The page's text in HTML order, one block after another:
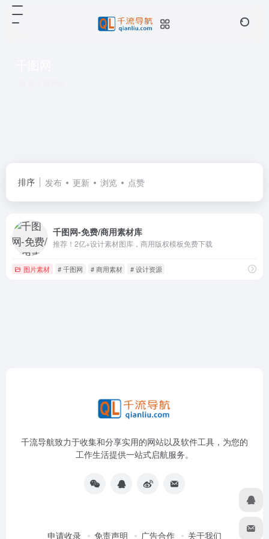
排序 发布 更新 浏览 点赞
千图网-免费/商用素材库
推荐！2亿+设计素材图库，商用版权模板免费下载
图片素材 # 千图网 # 商用素材 # 设计资源
千流导航致力于收集和分享实用的网站以及软件工具，为您的
工作生活提供一站式启航服务。
申请收录 免责声明 广告合作 关于我们